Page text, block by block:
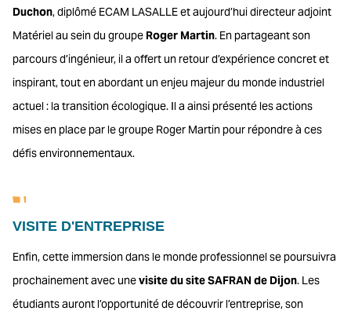
Duchon, diplômé ECAM LASALLE et aujourd’hui directeur adjoint
Matériel au sein du groupe Roger Martin. En partageant son
parcours d’ingénieur, il a offert un retour d’expérience concret et
inspirant, tout en abordant un enjeu majeur du monde industriel
actuel : la transition écologique. Il a ainsi présenté les actions
mises en place par le groupe Roger Martin pour répondre à ces
défis environnementaux.
VISITE D'ENTREPRISE
Enfin, cette immersion dans le monde professionnel se poursuivra
prochainement avec unevisite du site SAFRAN de Dijon. Les
étudiants auront l’opportunité de découvrir l’entreprise, son